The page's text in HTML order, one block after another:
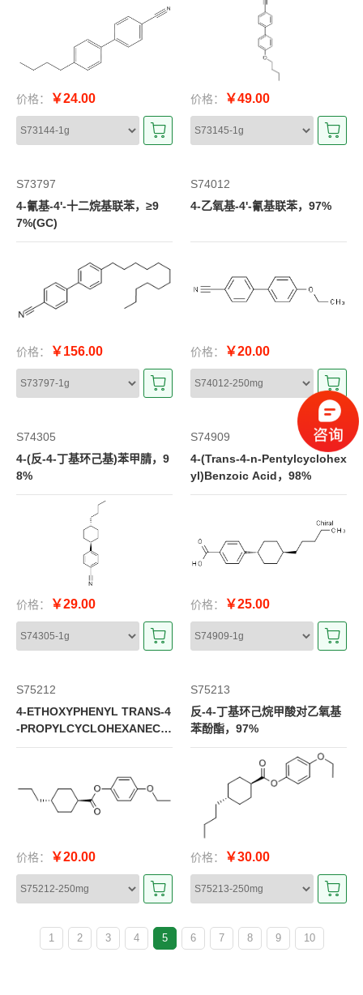
价格： ￥24.00 价格： ￥49.00
S73797
4-氰基-4'-十二烷基联苯，≥9
7%(GC)
价格： ￥156.00
S74012
4-乙氧基-4'-氰基联苯，97%
价格： ￥20.00
S74305
4-(反-4-丁基环己基)苯甲腈，9
8%
价格： ￥29.00
S74909
4-(Trans-4-n-Pentylcyclohex
yl)Benzoic Acid，98%
价格： ￥25.00
S75212
4-ETHOXYPHENYL TRANS-4
-PROPYLCYCLOHEXANECA
RBOXYLATE，97%
价格： ￥20.00
S75213
反-4-丁基环己烷甲酸对乙氧基
苯酚酯，97%
价格： ￥30.00
1 2 3 4 5 6 7 8 9 10